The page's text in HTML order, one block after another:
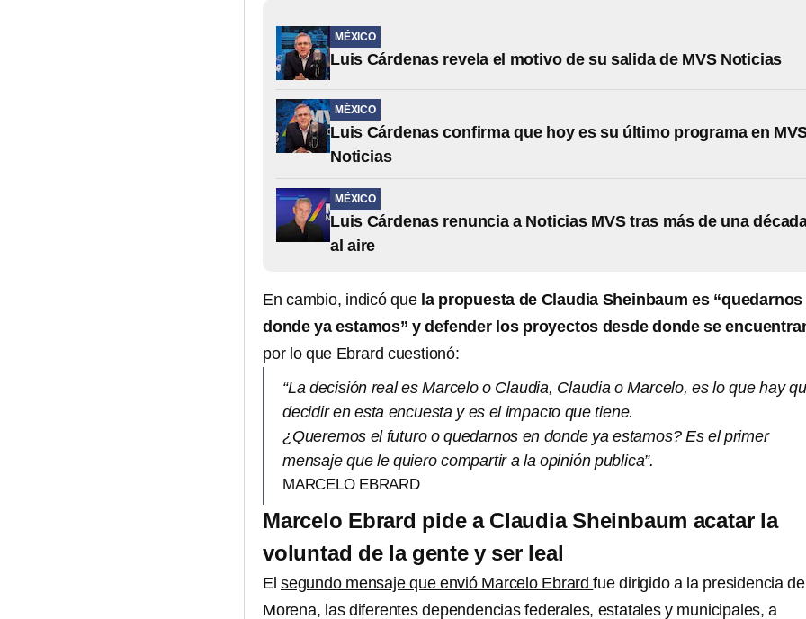
MÉXICO
Luis Cárdenas revela el motivo de su salida de MVS Noticias
MÉXICO
Luis Cárdenas confirma que hoy es su último programa en
Noticias
MÉXICO
Luis Cárdenas renuncia a Noticias MVS tras más de una
al aire
En cambio, indicó que la propuesta de Claudia Sheinbaum es “quedarnos
donde ya estamos” y defender los proyectos desde donde se
por lo que Ebrard cuestionó:
“La decisión real es Marcelo o Claudia, Claudia o Marcelo, es lo que hay
decidir en esta encuesta y es el impacto que tiene.
¿Queremos el futuro o quedarnos en donde ya estamos? Es el primer
mensaje que le quiero compartir a la opinión publica”.
MARCELO EBRARD
Marcelo Ebrard pide a Claudia Sheinbaum acatar la
voluntad de la gente y ser leal
El segundo mensaje que envió Marcelo Ebrardfue dirigido a la presidencia de
Morena, las diferentes dependencias federales, estatales y municipales, a